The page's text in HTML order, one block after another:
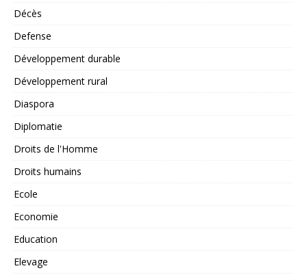
Décès
Defense
Développement durable
Développement rural
Diaspora
Diplomatie
Droits de l'Homme
Droits humains
Ecole
Economie
Education
Elevage